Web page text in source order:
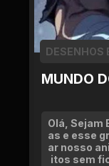
MUNDO
DESENHOS
Olá, Sejam
as e esse
ar nosso
itos sem